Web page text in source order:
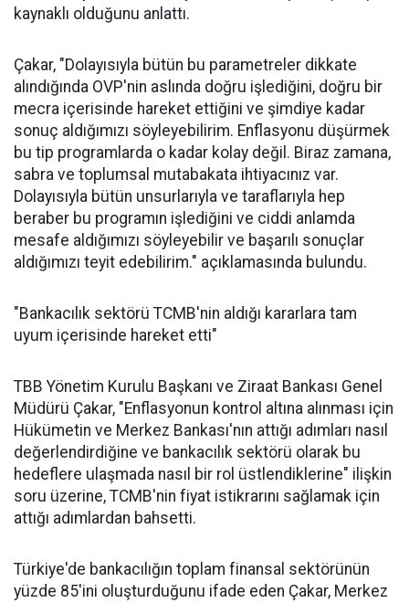
kaynaklı olduğunu anlattı.
Çakar, "Dolayısıyla bütün bu parametreler dikkate
alındığında OVP'nin aslında doğru işlediğini, doğru bir
mecra içerisinde hareket ettiğini ve şimdiye kadar
sonuç aldığımızı söyleyebilirim. Enflasyonu düşürmek
bu tip programlarda o kadar kolay değil. Biraz zamana,
sabra ve toplumsal mutabakata ihtiyacınız var.
Dolayısıyla bütün unsurlarıyla ve taraflarıyla hep
beraber bu programın işlediğini ve ciddi anlamda
mesafe aldığımızı söyleyebilir ve başarılı sonuçlar
aldığımızı teyit edebilirim." açıklamasında bulundu.
"Bankacılık sektörü TCMB'nin aldığı kararlara tam
uyum içerisinde hareket etti"
TBB Yönetim Kurulu Başkanı ve Ziraat Bankası Genel
Müdürü Çakar, "Enflasyonun kontrol altına alınması için
Hükümetin ve Merkez Bankası'nın attığı adımları nasıl
değerlendirdiğine ve bankacılık sektörü olarak bu
hedeflere ulaşmada nasıl bir rol üstlendiklerine" ilişkin
soru üzerine, TCMB'nin fiyat istikrarını sağlamak için
attığı adımlardan bahsetti.
Türkiye'de bankacılığın toplam finansal sektörünün
yüzde 85'ini oluşturduğunu ifade eden Çakar, Merkez